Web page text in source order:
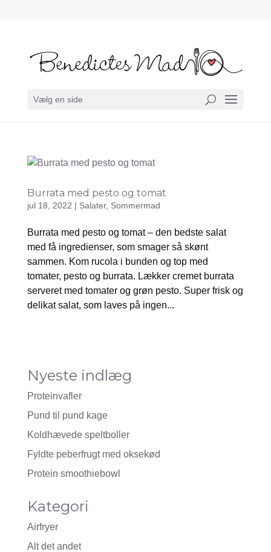
Vælg en side
Burrata med pesto og tomat
jul 18, 2022 | Salater, Sommermad
Burrata med pesto og tomat – den bedste salat
med få ingredienser, som smager så skønt
sammen. Kom rucola i bunden og top med
tomater, pesto og burrata. Lækker cremet burrata
serveret med tomater og grøn pesto. Super frisk og
delikat salat, som laves på ingen...
Nyeste indlæg
Proteinvafler
Pund til pund kage
Koldhævede speltboller
Fyldte peberfrugt med oksekød
Protein smoothiebowl
Kategori
Airfryer
Alt det andet